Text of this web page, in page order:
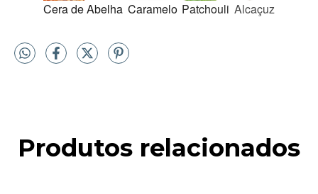
Cera de Abelha Caramelo Patchouli Alcaçuz
Produtos relacionados